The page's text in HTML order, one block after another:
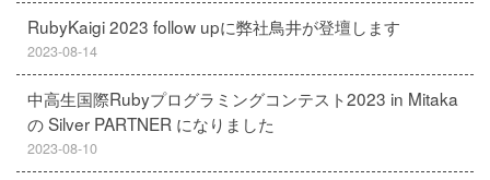
RubyKaigi 2023 follow upに弊社鳥井が登壇します
2023-08-14
中高生国際Rubyプログラミングコンテスト2023 in Mitaka
の Silver PARTNER になりました
2023-08-10